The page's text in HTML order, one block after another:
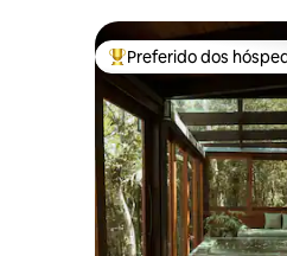
Entre os melhores
Preferido dos